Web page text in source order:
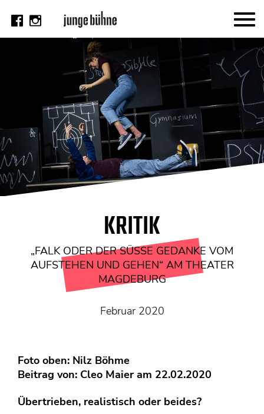
DAS HEFT
Aktuelles Heft
Alle Hefte
KONTAKT
KRITIK
„FALK ODER DER SÜSSE GEDANKE VOM A
UFSTEHEN UND GEHEN“ AM THEATER M
AGDEBURG
Februar 2020
Foto oben: Nilz Böhme
Beitrag von: Cleo Maier am 22.02.2020
Übertrieben, realistisch oder beides?